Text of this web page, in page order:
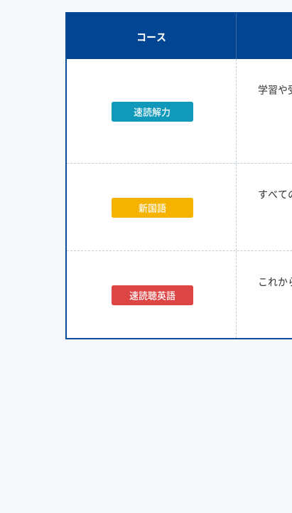
コース
速読解力
学習や
新国語
すべて
速読聴英語
これか